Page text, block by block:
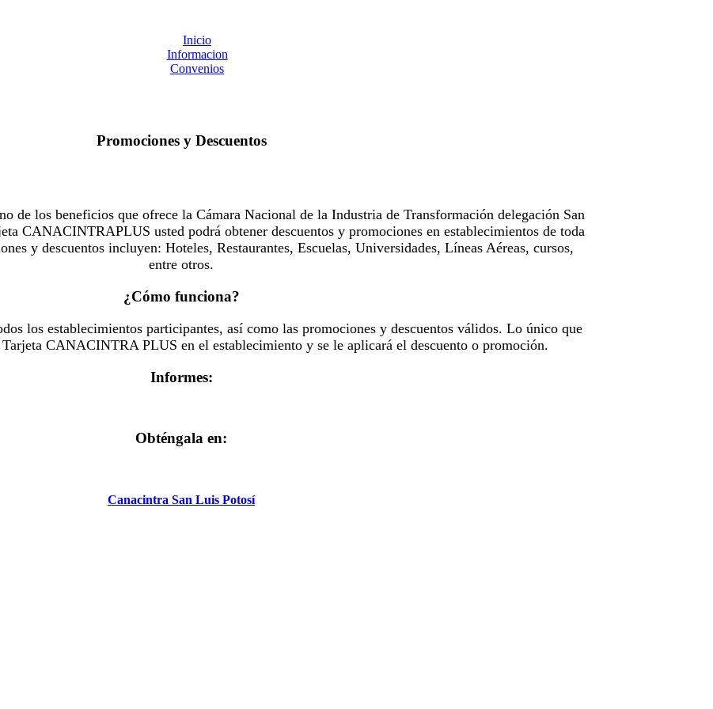
Inicio
Informacion
Convenios
Promociones y Descuentos
de los beneficios que ofrece la Cámara Nacional de la Industria de Transformación delegación San
CANACINTRAPLUS usted podrá obtener descuentos y promociones en establecimientos de toda
y descuentos incluyen: Hoteles, Restaurantes, Escuelas, Universidades, Líneas Aéreas, cursos,
entre otros.
¿Cómo funciona?
los establecimientos participantes, así como las promociones y descuentos válidos. Lo único que
Tarjeta CANACINTRA PLUS en el establecimiento y se le aplicará el descuento o promoción.
Informes:
Obténgala en:
Canacintra San Luis Potosí